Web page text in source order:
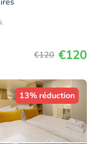
€120 €120
13% réduction